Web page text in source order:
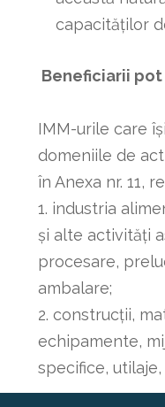
capacităţilor
Beneficiarii pot
IMM-urile care
domeniile de
în Anexa nr. 11,
1. industria
şi alte activităţi
procesare,
ambalare;
2. construcţii,
echipamente,
specifice,